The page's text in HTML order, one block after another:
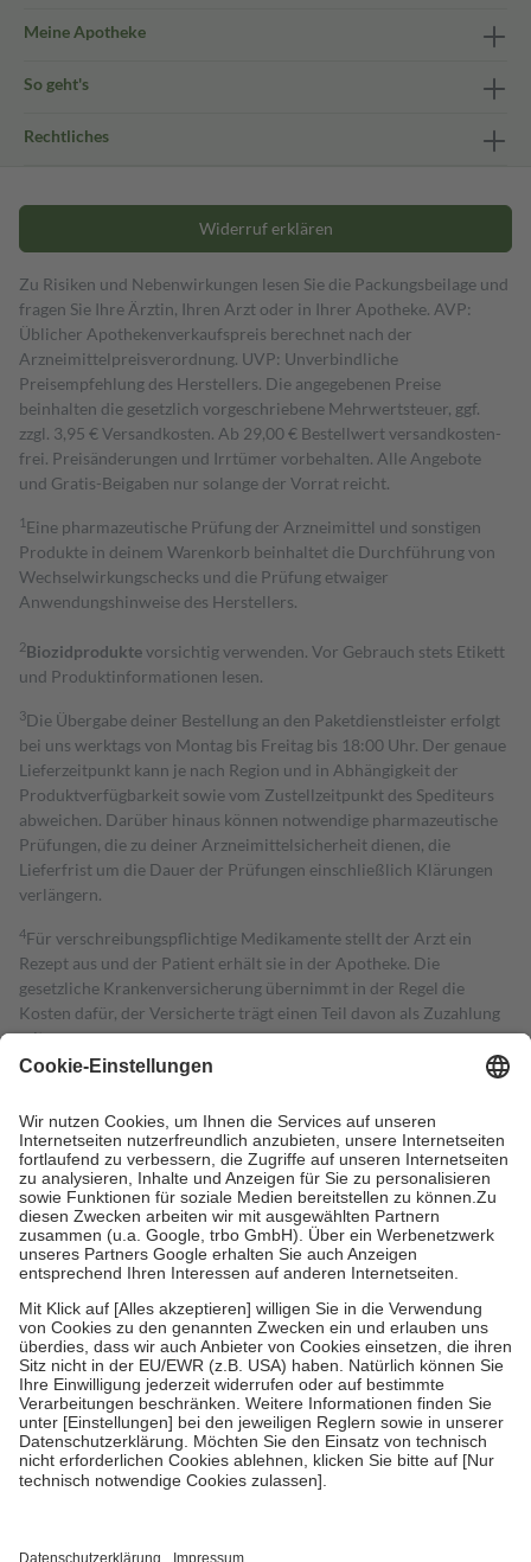
Meine Apotheke
So geht's
Rechtliches
Widerruf erklären
Zu Risiken und Nebenwirkungen lesen Sie die Packungsbeilage und
fragen Sie Ihre Ärztin, Ihren Arzt oder in Ihrer Apotheke. AVP:
Üblicher Apothekenverkaufspreis berechnet nach der
Arzneimittelpreisverordnung. UVP: Unverbindliche
Preisempfehlung des Herstellers. Die angegebenen Preise
beinhalten die gesetzlich vorgeschriebene Mehrwertsteuer, ggf.
zzgl. 3,95 € Versandkosten. Ab 29,00 € Bestell­wert versand­kosten­
frei. Preisänderungen und Irrtümer vorbehalten. Alle Angebote
und Gratis-Beigaben nur solange der Vorrat reicht.
1 Eine pharmazeutische Prüfung der Arzneimittel und sonstigen
Produkte in deinem Warenkorb beinhaltet die Durchführung von
Wechselwirkungschecks und die Prüfung etwaiger
Anwendungshinweise des Herstellers.
2Biozidproduktevorsichtig verwenden. Vor Gebrauch stets Etikett
und Produktinformationen lesen.
3Die Übergabe deiner Bestellung an den Paketdienstleister erfolgt
bei uns werktags von Montag bis Freitag bis 18:00 Uhr. Der genaue
Lieferzeitpunkt kann je nach Region und in Abhängigkeit der
Produktverfügbarkeit sowie vom Zustellzeitpunkt des Spediteurs
abweichen. Darüber hinaus können notwendige pharmazeutische
Prüfungen, die zu deiner Arzneimittelsicherheit dienen, die
Lieferfrist um die Dauer der Prüfungen einschließlich Klärungen
verlängern.
4Für verschreibungspflichtige Medikamente stellt der Arzt ein
Rezept aus und der Patient erhält sie in der Apotheke. Die
gesetzliche Krankenversicherung übernimmt in der Regel die
Kosten dafür, der Versicherte trägt einen Teil davon als Zuzahlung
mit.
Grundsätzlich leisten Mitglieder Zuzahlungen in Höhe von zehn
höchstens zehn Euro.
Es sind jedoch nie mehr als die tatsächlichen
Kosten der Leistung zu entrichten.
Diese Regeln gelten grundsätzlich auch für Online-Apotheken.
Bei Heilmitteln und häuslicher Krankenpflege beträgt die
Zuzahlung zehn Prozent der Kosten sowie zehn Euro je
Verordnung.
Um das Engagement der Versicherten für ihre eigene Gesundheit zu
stärken und die besondere Stellung der Familie zu unterstützen,
fallenkeine Zuzahlungenan bei:
• Kindern und Jugendlichen bis zum vollendeten 18. Lebensjahr
mit Ausnahme der Fahrkosten
• Untersuchungen zur Vorsorge und Früherkennung, die von der
GKV getragen werden
• empfohlenen Schutzimpfungen
• Harn- und Blutteststreifen
getroffen, um sicherzustellen, dass es sich um echte Bewertungen